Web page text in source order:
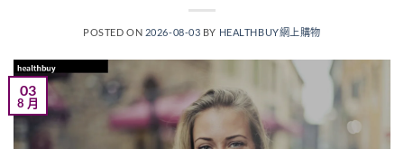
POSTED ON 2026-08-03 BY HEALTHBUY網上購物
03
8 月